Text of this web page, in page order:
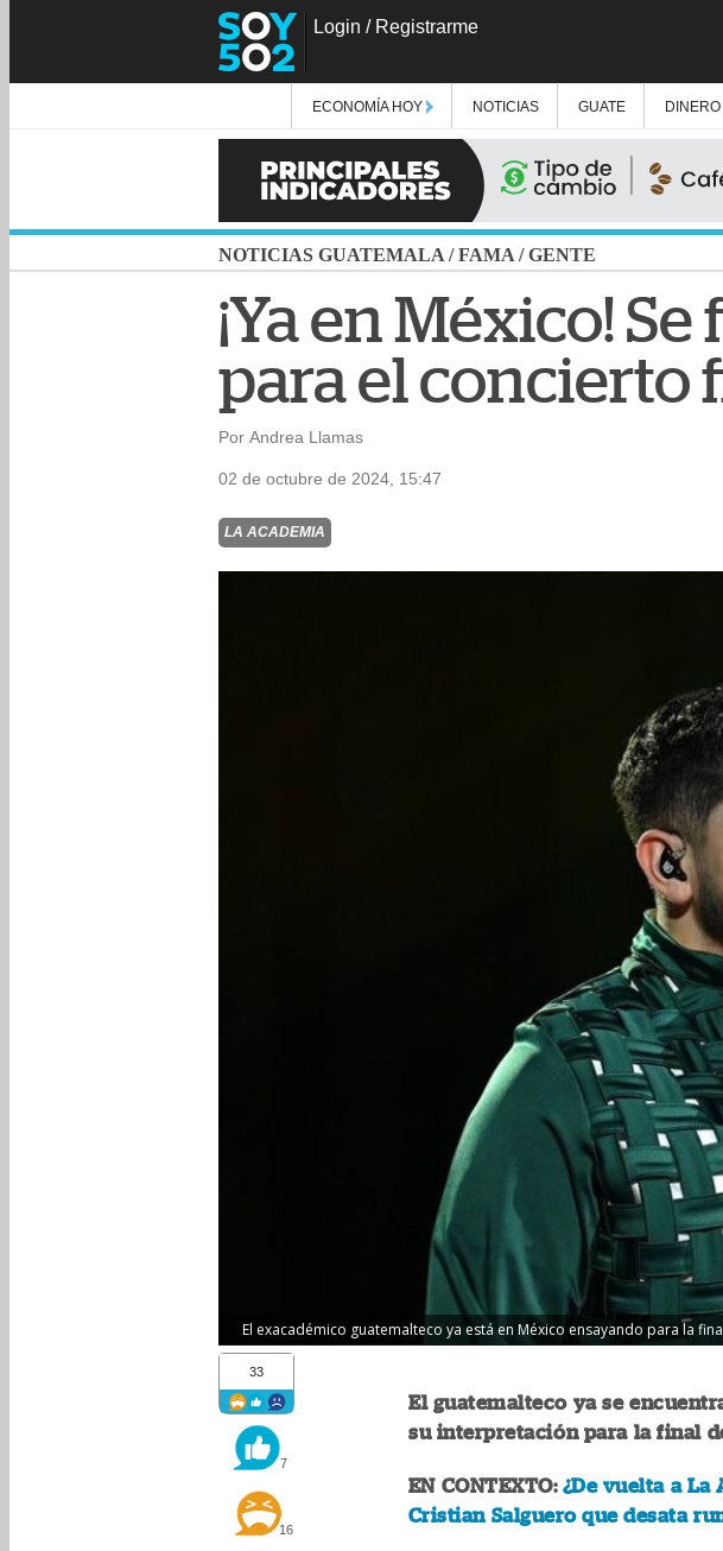
Login / Registrarme
ECONOMÍA HOY NOTICIAS GUATE DINERO
NOTICIAS GUATEMALA /FAMA /GENTE
¡Ya en México!
para el concierto
Por Andrea Llamas
02 de octubre de 2024, 15:47
LA ACADEMIA
El exacadémico guatemalteco ya está en México ensayando para la
33
7
16
El guatemalteco ya se
su interpretación para la final
EN CONTEXTO: ¿De vuelta a La
Cristian Salguero que desata